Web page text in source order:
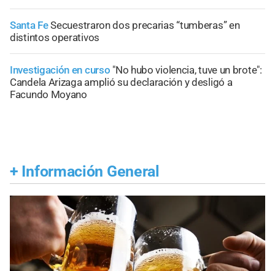
Santa FeSecuestraron dos precarias “tumberas” en
distintos operativos
Investigación en curso "No hubo violencia, tuve un brote":
Candela Arizaga amplió su declaración y desligó a
Facundo Moyano
+ Información General